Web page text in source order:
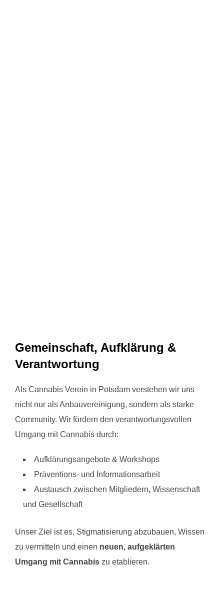
Gemeinschaft, Aufklärung &
Verantwortung
Als Cannabis Verein in Potsdam verstehen wir uns
nicht nur als Anbauvereinigung, sondern als starke
Community. Wir fördern den verantwortungsvollen
Umgang mit Cannabis durch:
Aufklärungsangebote & Workshops
Präventions- und Informationsarbeit
Austausch zwischen Mitgliedern, Wissenschaft
und Gesellschaft
Unser Ziel ist es, Stigmatisierung abzubauen, Wissen
zu vermitteln und einen neuen, aufgeklärten
Umgang mit Cannabis zu etablieren.